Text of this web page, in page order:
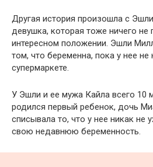
Другая история произошла с
девушка, которая тоже ничего не
интересном положении. Эшли
том, что беременна, пока у нее
супермаркете.
У Эшли и ее мужа Кайла всего 10
родился первый ребенок, дочь
списывала то, что у нее никак не
свою недавнюю беременность.